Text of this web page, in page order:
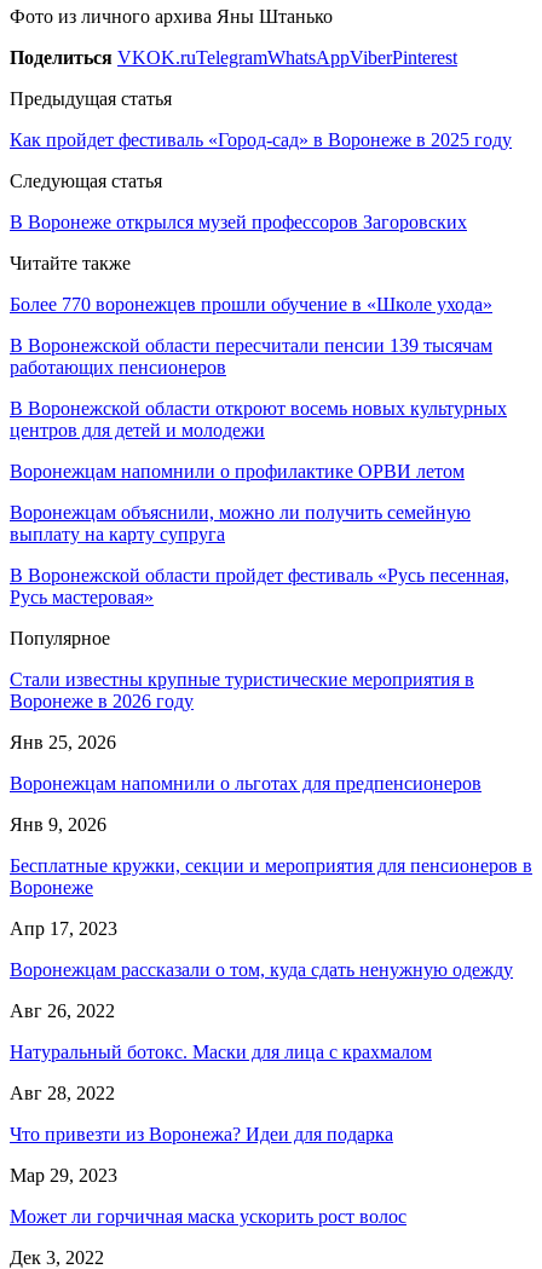
Фото из личного архива Яны Штанько
Поделиться VKOK.ruTelegramWhatsAppViberPinterest
Предыдущая статья
Как пройдет фестиваль «Город-сад» в Воронеже в 2025 году
Следующая статья
В Воронеже открылся музей профессоров Загоровских
Читайте также
Более 770 воронежцев прошли обучение в «Школе ухода»
В Воронежской области пересчитали пенсии 139 тысячам
работающих пенсионеров
В Воронежской области откроют восемь новых культурных
центров для детей и молодежи
Воронежцам напомнили о профилактике ОРВИ летом
Воронежцам объяснили, можно ли получить семейную
выплату на карту супруга
В Воронежской области пройдет фестиваль «Русь песенная,
Русь мастеровая»
Популярное
Стали известны крупные туристические мероприятия в
Воронеже в 2026 году
Янв 25, 2026
Воронежцам напомнили о льготах для предпенсионеров
Янв 9, 2026
Бесплатные кружки, секции и мероприятия для пенсионеров в
Воронеже
Апр 17, 2023
Воронежцам рассказали о том, куда сдать ненужную одежду
Авг 26, 2022
Натуральный ботокс. Маски для лица с крахмалом
Авг 28, 2022
Что привезти из Воронежа? Идеи для подарка
Мар 29, 2023
Может ли горчичная маска ускорить рост волос
Дек 3, 2022